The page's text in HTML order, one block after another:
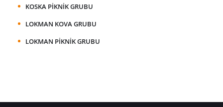
KOSKA PIKNIK GRUBU
LOKMAN KOVA GRUBU
LOKMAN PIKNIK GRUBU